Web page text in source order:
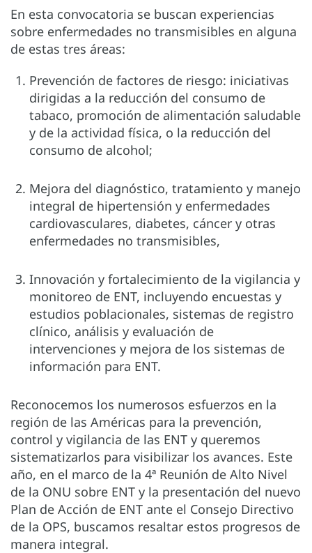
En esta convocatoria se buscan experiencias
sobre enfermedades no transmisibles en alguna
de estas tres áreas:
Prevención de factores de riesgo: iniciativas
dirigidas a la reducción del consumo de
tabaco, promoción de alimentación saludable
y de la actividad física, o la reducción del
consumo de alcohol;
Mejora del diagnóstico, tratamiento y manejo
integral de hipertensión y enfermedades
cardiovasculares, diabetes, cáncer y otras
enfermedades no transmisibles,
Innovación y fortalecimiento de la vigilancia y
monitoreo de ENT, incluyendo encuestas y
estudios poblacionales, sistemas de registro
clínico, análisis y evaluación de
intervenciones y mejora de los sistemas de
información para ENT.
Reconocemos los numerosos esfuerzos en la
región de las Américas para la prevención,
control y vigilancia de las ENT y queremos
sistematizarlos para visibilizar los avances. Este
año, en el marco de la 4ª Reunión de Alto Nivel
de la ONU sobre ENT y la presentación del nuevo
Plan de Acción de ENT ante el Consejo Directivo
de la OPS, buscamos resaltar estos progresos de
manera integral.